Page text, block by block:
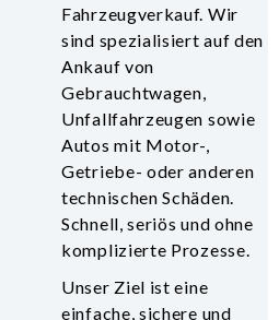
Fahrzeugverkauf. Wir
sind spezialisiert auf den
Ankauf von
Gebrauchtwagen,
Unfallfahrzeugen sowie
Autos mit Motor-,
Getriebe- oder anderen
technischen Schäden.
Schnell, seriös und ohne
komplizierte Prozesse.
Unser Ziel ist eine
einfache, sichere und